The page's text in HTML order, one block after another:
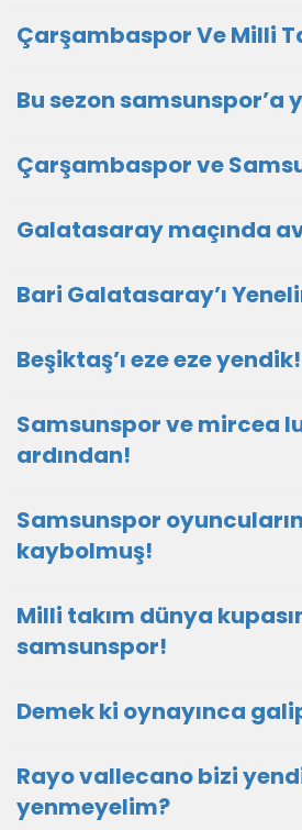
Çarşambaspor Ve Milli
Bu sezon samsunspor’a
Çarşambaspor ve
Galatasaray maçında
Bari Galatasaray’ı
Beşiktaş’ı eze eze yendik!
Samsunspor ve mircea
ardından!
Samsunspor
kaybolmuş!
Milli takım dünya
samsunspor!
Demek ki oynayınca
Rayo vallecano bizi
yenmeyelim?